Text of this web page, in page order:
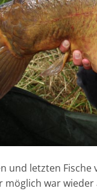
und letzten Fische
möglich war